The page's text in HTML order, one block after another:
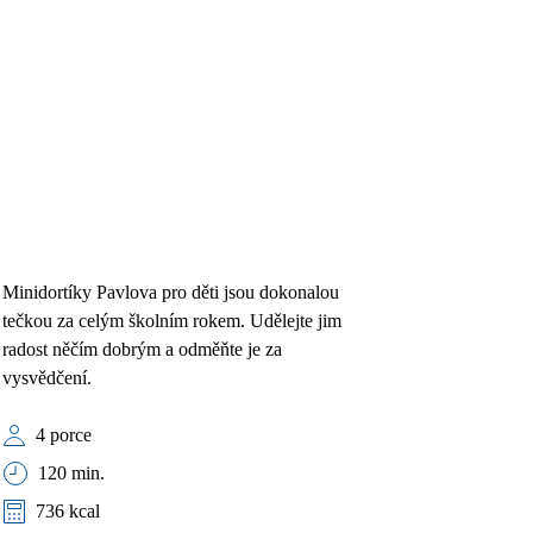
Minidortíky Pavlova pro děti jsou dokonalou
tečkou za celým školním rokem. Udělejte jim
radost něčím dobrým a odměňte je za
vysvědčení.
4 porce
120 min.
736 kcal